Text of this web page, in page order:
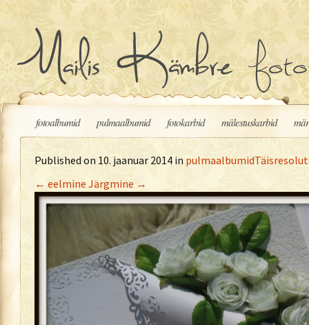
Liigu sisu juurde
fotoalbumid pulmaalbumid fotokarbid mälestuskarbid
Published on 10. jaanuar 2014 in pulmaalbumid
← eelmineJärgmine →